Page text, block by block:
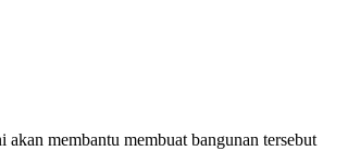
membantu membuat bangunan tersebut